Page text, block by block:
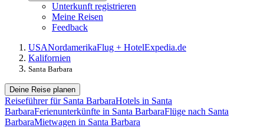
Unterkunft registrieren
Meine Reisen
Feedback
USANordamerikaFlug + HotelExpedia.de
Kalifornien
Santa Barbara
Deine Reise planen
Reiseführer für Santa BarbaraHotels in Santa
BarbaraFerienunterkünfte in Santa BarbaraFlüge nach Santa
BarbaraMietwagen in Santa Barbara